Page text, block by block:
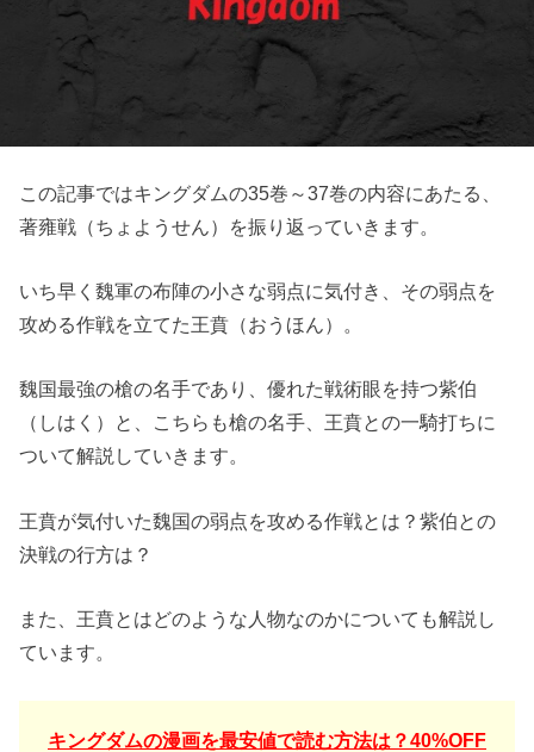
この記事ではキングダムの35巻～37巻の内容にあたる、
著雍戦（ちょようせん）を振り返っていきます。
いち早く魏軍の布陣の小さな弱点に気付き、その弱点を
攻める作戦を立てた王賁（おうほん）。
魏国最強の槍の名手であり、優れた戦術眼を持つ紫伯
（しはく）と、こちらも槍の名手、王賁との一騎打ちに
ついて解説していきます。
王賁が気付いた魏国の弱点を攻める作戦とは？紫伯との
決戦の行方は？
また、王賁とはどのような人物なのかについても解説し
ています。
キングダムの漫画を最安値で読む方法は？40%OFF